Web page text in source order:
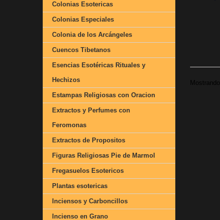
Colonias Esotericas
Colonias Especiales
Colonia de los Arcángeles
Cuencos Tibetanos
Esencias Esotéricas Rituales y
Hechizos
Estampas Religiosas con Oracion
Extractos y Perfumes con
Feromonas
Extractos de Propositos
Figuras Religiosas Pie de Marmol
Fregasuelos Esotericos
Plantas esotericas
Inciensos y Carboncillos
Incienso en Grano